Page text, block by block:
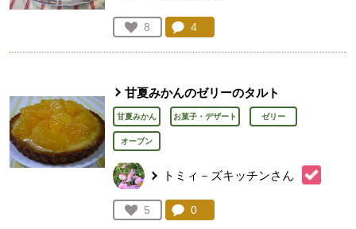
お気に入り登録：
8
人が登録
コメント：
4
甘夏みかんのゼリーのタルト
甘夏みかん お菓子・デザート ゼリー
オーブン
トミィ－ズキッチンさん
お気に入り登録：
5
人が登録
コメント：
0